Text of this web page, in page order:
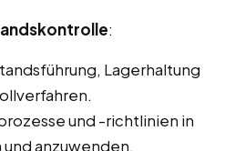
:
Lagerhaltung
und -richtlinien in
anzuwenden.